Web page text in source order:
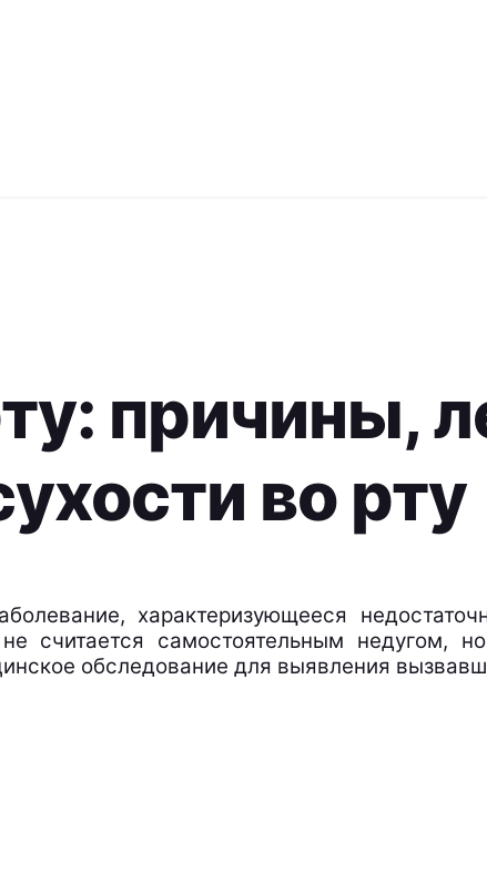
причины,
во рту
характеризующееся
считается самостоятельным недугом,
обследование для выявления